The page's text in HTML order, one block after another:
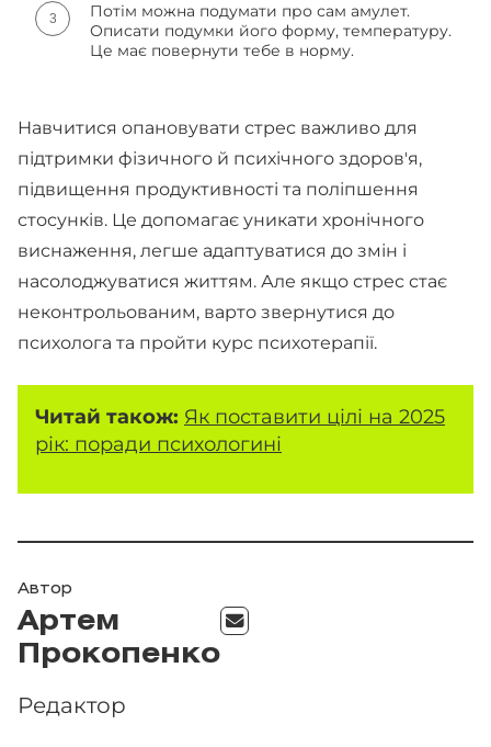
Потім можна подумати про сам амулет.
Описати подумки його форму, температуру.
Це має повернути тебе в норму.
Навчитися опановувати стрес важливо для
підтримки фізичного й психічного здоров'я,
підвищення продуктивності та поліпшення
стосунків. Це допомагає уникати хронічного
виснаження, легше адаптуватися до змін і
насолоджуватися життям. Але якщо стрес стає
неконтрольованим, варто звернутися до
психолога та пройти курс психотерапії.
Читай також: Як поставити цілі на 2025
рік: поради психологині
Автор
Артем
Прокопенко
Редактор